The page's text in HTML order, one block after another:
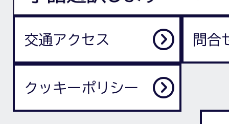
交通アクセス 問合
クッキーポリシー